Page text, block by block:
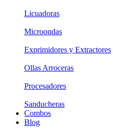
Licuadoras
Microondas
Exprimidores y Extractores
Ollas Arroceras
Procesadores
Sanducheras
Combos
Blog